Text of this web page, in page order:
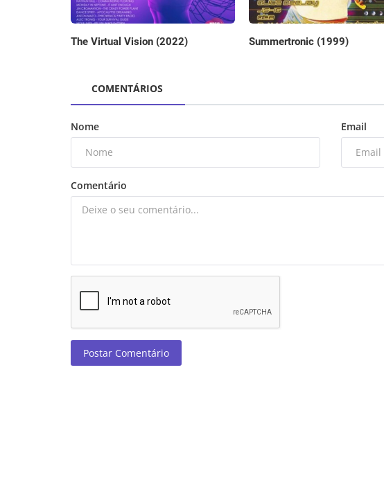
The Virtual Vision (2022) Summertronic (1999)
COMENTÁRIOS
Nome Email
Comentário
Postar Comentário